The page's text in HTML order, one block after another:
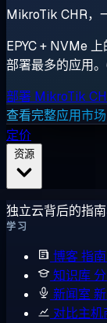
MikroTik CHR，
EPYC + NVMe
部署最多的应用。
部署 MikroTik
查看完整应用市
定价
独立云背后的指南
学习
博客指
知识库
新闻室
对比主机